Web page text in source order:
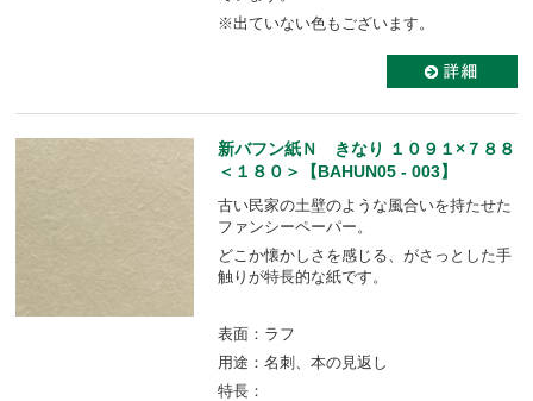
※出ていない色もございます。
新バフン紙Ｎ きなり １０９１×７８８
＜１８０＞【BAHUN05 - 003】
古い民家の土壁のような風合いを持たせた
ファンシーペーパー。
どこか懐かしさを感じる、がさっとした手
触りが特長的な紙です。
表面：ラフ
用途：名刺、本の見返し
特長：